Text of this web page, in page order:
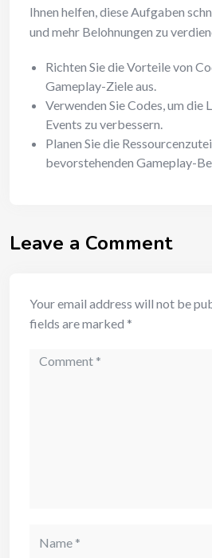
Ihnen helfen, diese Aufgaben
und mehr Belohnungen zu
Richten Sie die Vorteile von
Gameplay-Ziele aus.
Verwenden Sie Codes, um die
Events zu verbessern.
Planen Sie die
bevorstehenden Gameplay-
Leave a Comment
Your email address will not be
fields are marked *
Comment